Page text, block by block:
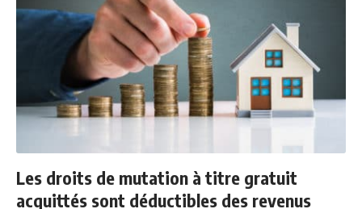
Les droits de mutation à titre gratuit
acquittés sont déductibles des revenus